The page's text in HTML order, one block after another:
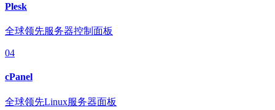
Plesk
全球领先服务器控制面板
04
cPanel
全球领先Linux服务器面板